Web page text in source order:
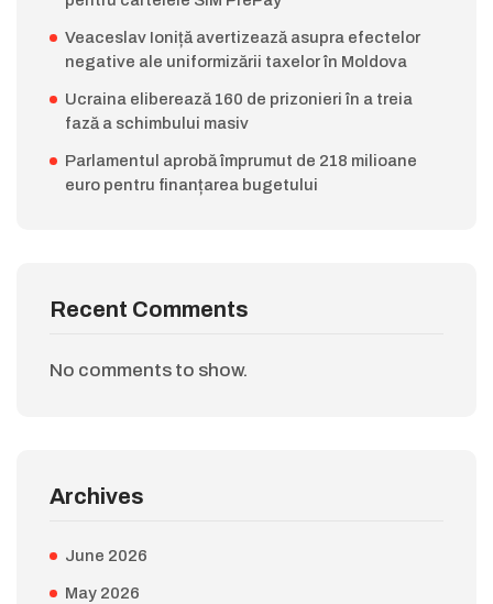
Veaceslav Ioniță avertizează asupra efectelor
negative ale uniformizării taxelor în Moldova
Ucraina eliberează 160 de prizonieri în a treia
fază a schimbului masiv
Parlamentul aprobă împrumut de 218 milioane
euro pentru finanțarea bugetului
Recent Comments
No comments to show.
Archives
June 2026
May 2026